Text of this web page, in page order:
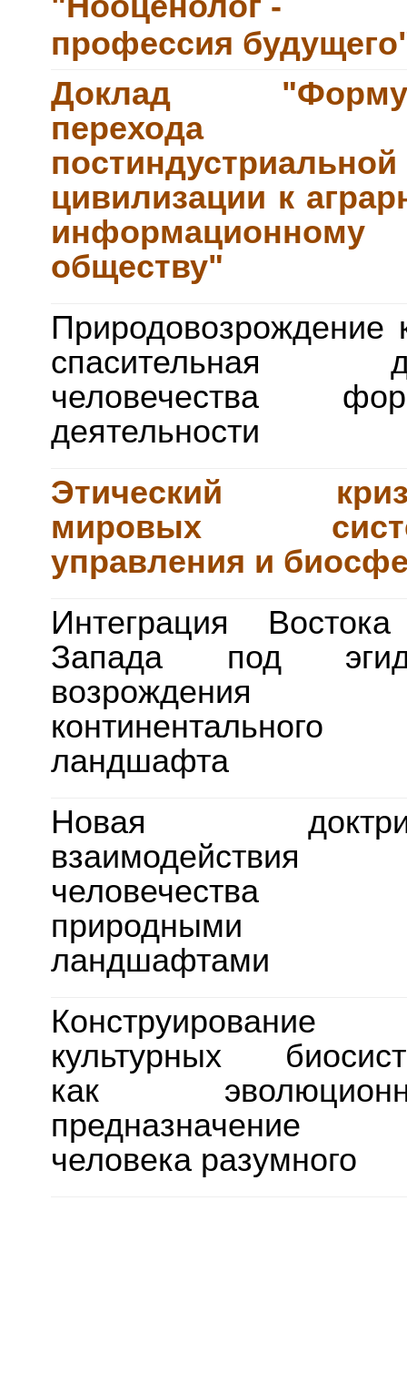
профессия
Доклад
перехода
постиндустриальной
цивилизации к
информационному
обществу"
Природовозрождение
спасительная
человечества
деятельности
Этический
мировых
управления и
Интеграция
Запада под
возрождения
континентального
ландшафта
Новая
взаимодействия
природными
ландшафтами
Конструирование
культурных
как
предназначение
человека разумного